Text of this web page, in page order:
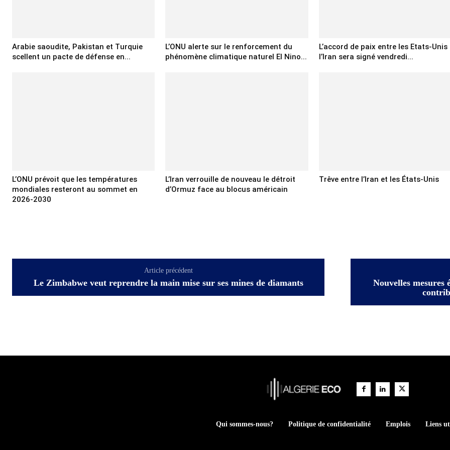
Arabie saoudite, Pakistan et Turquie
scellent un pacte de défense en...
L’ONU alerte sur le renforcement du
phénomène climatique naturel El Nino...
L’accord de paix entre les Etats-Unis
l’Iran sera signé vendredi...
L’ONU prévoit que les températures
mondiales resteront au sommet en
2026-2030
L’Iran verrouille de nouveau le détroit
d’Ormuz face au blocus américain
Trêve entre l’Iran et les États-Unis
Article précédent
Le Zimbabwe veut reprendre la main mise sur ses mines de diamants
Nouvelles mesures
Qui sommes-nous? Politique de confidentialité Emplois Liens